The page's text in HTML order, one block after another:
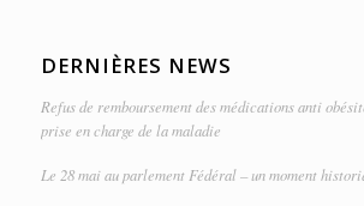
DERNIÈRES NEWS
Refus de remboursement des médications anti
prise en charge de la maladie
Le 28 mai au parlement Fédéral – un moment